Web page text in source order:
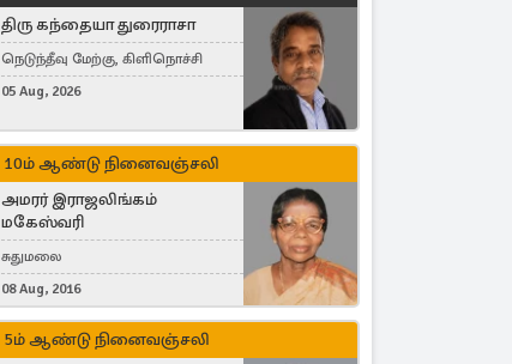
திரு கந்தையா துரைராசா
நெடுந்தீவு மேற்கு, கிளிநொச்சி
05 Aug, 2026
10ம் ஆண்டு நினைவஞ்சலி
அமரர் இராஜலிங்கம்
மகேஸ்வரி
சுதுமலை
08 Aug, 2016
5ம் ஆண்டு நினைவஞ்சலி